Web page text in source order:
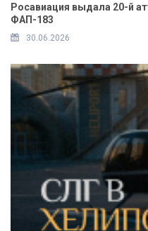
Росавиация выдала 20-й
ФАП-183
30.06.2026